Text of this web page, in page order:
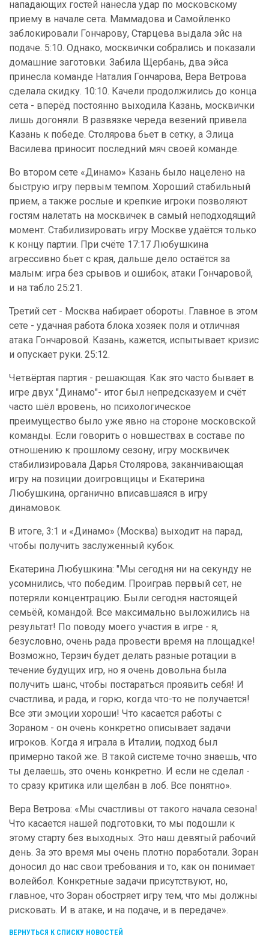
нападающих гостей нанесла удар по московскому
приему в начале сета. Маммадова и Самойленко
заблокировали Гончарову, Старцева выдала эйс на
подаче. 5:10. Однако, москвички собрались и показали
домашние заготовки. Забила Щербань, два эйса
принесла команде Наталия Гончарова, Вера Ветрова
сделала скидку. 10:10. Качели продолжились до конца
сета - вперёд постоянно выходила Казань, москвички
лишь догоняли. В развязке череда везений привела
Казань к победе. Столярова бьет в сетку, а Элица
Василева приносит последний мяч своей команде.
Во втором сете «Динамо» Казань было нацелено на
быструю игру первым темпом. Хороший стабильный
прием, а также рослые и крепкие игроки позволяют
гостям налетать на москвичек в самый неподходящий
момент. Стабилизировать игру Москве удаётся только
к концу партии. При счёте 17:17 Любушкина
агрессивно бьет с края, дальше дело остаётся за
малым: игра без срывов и ошибок, атаки Гончаровой,
и на табло 25:21.
Третий сет - Москва набирает обороты. Главное в этом
сете - удачная работа блока хозяек поля и отличная
атака Гончаровой. Казань, кажется, испытывает кризис
и опускает руки. 25:12.
Четвёртая партия - решающая. Как это часто бывает в
игре двух "Динамо"- итог был непредсказуем и счёт
часто шёл вровень, но психологическое
преимущество было уже явно на стороне московской
команды. Если говорить о новшествах в составе по
отношению к прошлому сезону, игру москвичек
стабилизировала Дарья Столярова, заканчивающая
игру на позиции доигровщицы и Екатерина
Любушкина, органично вписавшаяся в игру
динамовок.
В итоге, 3:1 и «Динамо» (Москва) выходит на парад,
чтобы получить заслуженный кубок.
Екатерина Любушкина: "Мы сегодня ни на секунду не
усомнились, что победим. Проиграв первый сет, не
потеряли концентрацию. Были сегодня настоящей
семьёй, командой. Все максимально выложились на
результат! По поводу моего участия в игре - я,
безусловно, очень рада провести время на площадке!
Возможно, Терзич будет делать разные ротации в
течение будущих игр, но я очень довольна была
получить шанс, чтобы постараться проявить себя! И
счастлива, и рада, и горю, когда что-то не получается!
Все эти эмоции хороши! Что касается работы с
Зораном - он очень конкретно описывает задачи
игроков. Когда я играла в Италии, подход был
примерно такой же. В такой системе точно знаешь, что
ты делаешь, это очень конкретно. И если не сделал -
то сразу критика или щелбан в лоб. Все понятно».
Вера Ветрова: «Мы счастливы от такого начала сезона!
Что касается нашей подготовки, то мы подошли к
этому старту без выходных. Это наш девятый рабочий
день. За это время мы очень плотно поработали. Зоран
доносил до нас свои требования и то, как он понимает
волейбол. Конкретные задачи присутствуют, но,
главное, что Зоран обостряет игру тем, что мы должны
рисковать. И в атаке, и на подаче, и в передаче».
ВЕРНУТЬСЯ К СПИСКУ НОВОСТЕЙ